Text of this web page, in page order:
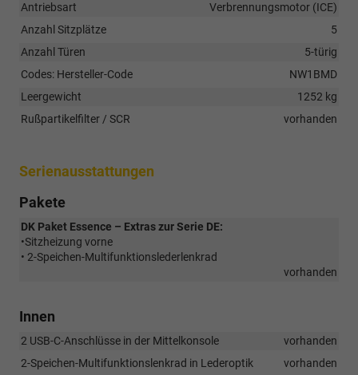
Antriebsart
Verbrennungsmotor (ICE)
Anzahl Sitzplätze
5
Anzahl Türen
5-türig
Codes: Hersteller-Code
NW1BMD
Leergewicht
1252 kg
Rußpartikelfilter / SCR
vorhanden
Serienausstattungen
Pakete
DK Paket Essence – Extras zur Serie DE:
•Sitzheizung vorne
• 2-Speichen-Multifunktionslederlenkrad
vorhanden
Innen
2 USB-C-Anschlüsse in der Mittelkonsole
vorhanden
2-Speichen-Multifunktionslenkrad in Lederoptik
vorhanden